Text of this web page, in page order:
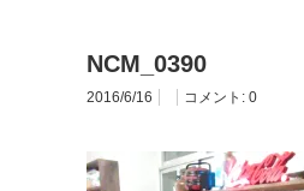
NCM_0390
2016/6/16 コメント: 0